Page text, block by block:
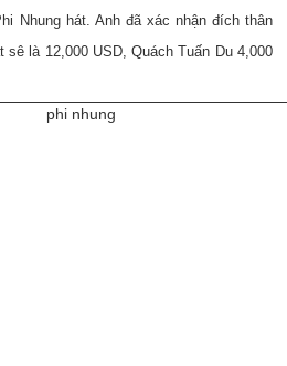
Nhung hát. Anh đã xác nhận đích thân
là 12,000 USD, Quách Tuấn Du 4,000